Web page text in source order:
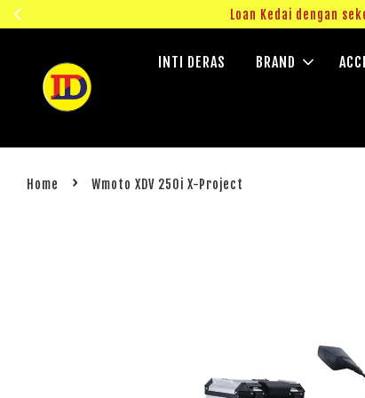
Loan Kedai dengan
INTI DERAS BRAND
Home › Wmoto XDV 250i X-Project